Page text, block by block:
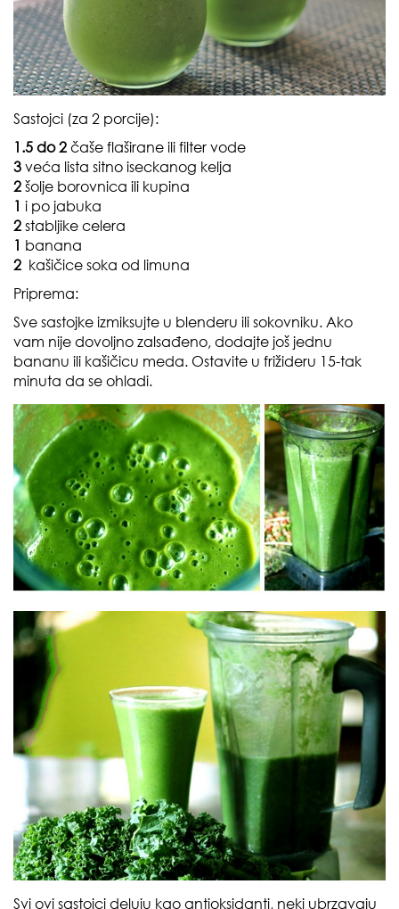
Sastojci (za 2 porcije):
1.5 do 2 čaše flaširane ili filter vode
3 veća lista sitno iseckanog kelja
2 šolje borovnica ili kupina
1 i po jabuka
2 stabljike celera
1 banana
2 kašičice soka od limuna
Priprema:
Sve sastojke izmiksujte u blenderu ili sokovniku. Ako
vam nije dovoljno zalsađeno, dodajte još jednu
bananu ili kašičicu meda. Ostavite u frižideru 15-tak
minuta da se ohladi.
Svi ovi sastojci deluju kao antioksidanti, neki ubrzavaju